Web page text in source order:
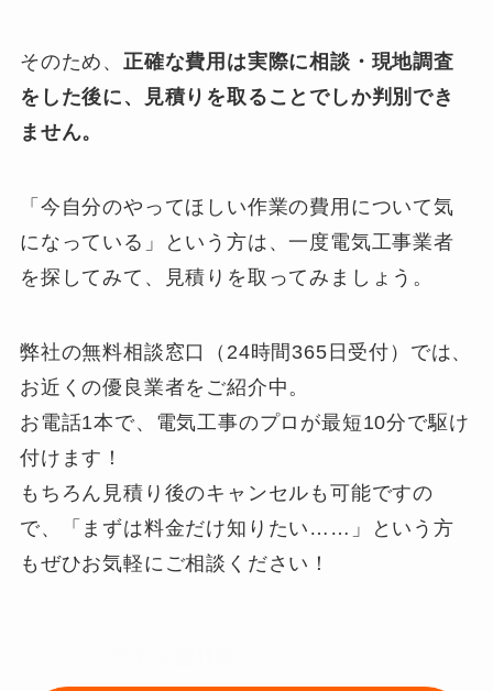
そのため、 正確な費用は実際に相談・現地調査
をした後に、見積りを取ることでしか判別でき
ません。
「今自分のやってほしい作業の費用について気
になっている」という方は、一度電気工事業者
を探してみて、見積りを取ってみましょう。
弊社の無料相談窓口（24時間365日受付）では、
お近くの優良業者をご紹介中。
お電話1本で、電気工事のプロが最短10分で駆け
付けます！
もちろん見積り後のキャンセルも可能ですの
で、「まずは料金だけ知りたい……」という方
もぜひお気軽にご相談ください！